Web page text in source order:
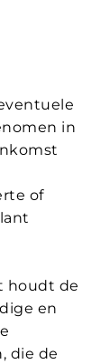
in
of
houdt de
en
die de